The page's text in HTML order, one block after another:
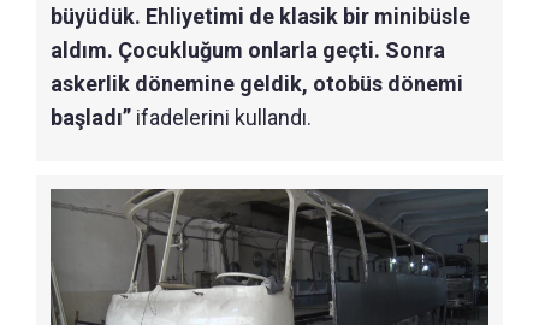
büyüdük. Ehliyetimi de klasik bir minibüsle
aldım. Çocukluğum onlarla geçti. Sonra
askerlik dönemine geldik, otobüs dönemi
başladı” ifadelerini kullandı.